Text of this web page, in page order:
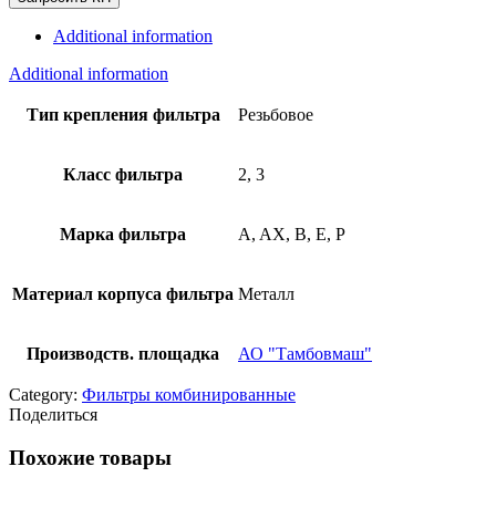
Additional information
Additional information
Тип крепления фильтра Резьбовое
Класс фильтра 2, 3
Марка фильтра A, AX, B, E, P
Материал корпуса фильтра Металл
Производств. площадка АО "Тамбовмаш"
Category: Фильтры комбинированные
Поделиться
Похожие товары